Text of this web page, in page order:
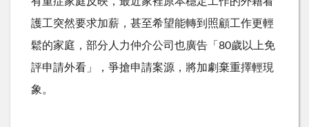
護工突然要求加薪，甚至希望能轉到照顧工作更輕
鬆的家庭，部分人力仲介公司也廣告「 80歲以上免
評申請外看」，爭搶申請案源，將加劇棄重擇輕現
象。